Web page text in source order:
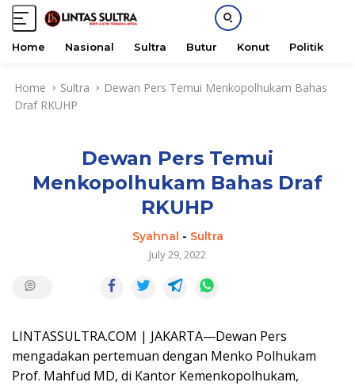
Home Nasional Sultra Butur Konut Politik
Home Sultra
Dewan Pers Temui Menkopolhukam Bahas
Draf RKUHP
Dewan Pers Temui
Menkopolhukam Bahas Draf
RKUHP
Syahnal - Sultra
July 29, 2022
LINTASSULTRA.COM | JAKARTA—Dewan Pers
mengadakan pertemuan dengan Menko Polhukam
Prof. Mahfud MD, di Kantor Kemenkopolhukam,